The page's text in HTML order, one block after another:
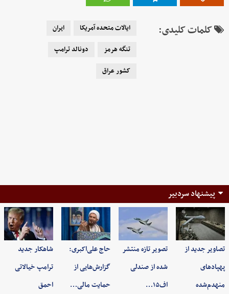
کلمات کلیدی: ایالات متحده آمریکا
ایران
تنگه هرمز
دونالد ترامپ
کشور عراق
پیشنهاد سردبیر
تصاویر جدید از
پهپادهای
منهدم‌شده
تصویر تازه منتشر
شده از صندلی
اف۱۵…
حاج علی‌اکبری:
گزارش‌هایی از
حمایت مالی…
شاهکار جدید
ترامپ خیالاتی
احمق